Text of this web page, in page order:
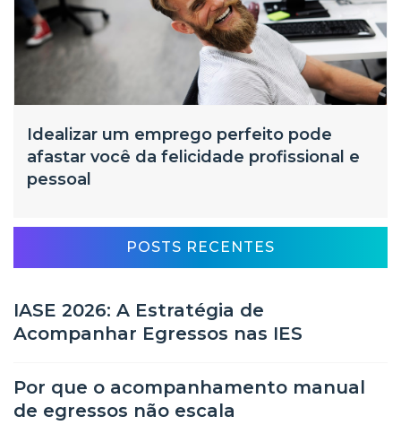
Idealizar um emprego perfeito pode
afastar você da felicidade profissional e
pessoal
POSTS RECENTES
IASE 2026: A Estratégia de
Acompanhar Egressos nas IES
Por que o acompanhamento manual
de egressos não escala